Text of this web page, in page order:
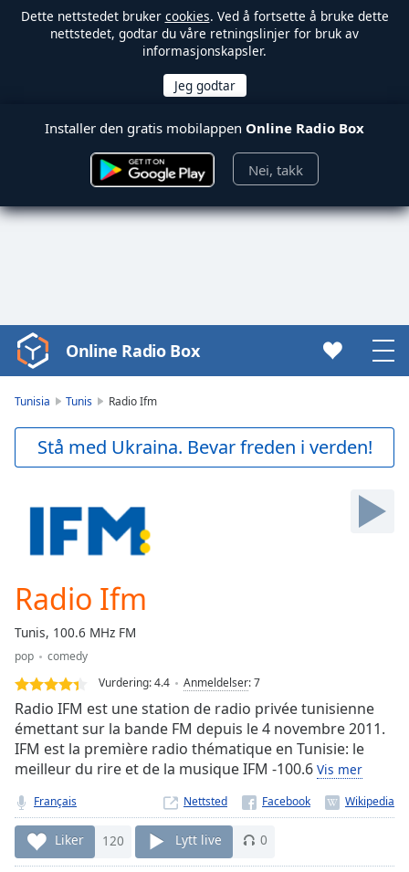
Dette nettstedet bruker cookies. Ved å fortsette å bruke dette
nettstedet, godtar du våre retningslinjer for bruk av
informasjonskapsler.
Installer den gratis mobilappen Online Radio Box
Nei, takk
Video
Player
Backward
Current
Time0:00
Duration
Loaded:
0.00%
Stream
TypeLIVE
Seek to
live,
currently
live LIVE
Remaining
Time-
Online Radio Box
Tunisia Tunis Radio Ifm
Stå med Ukraina. Bevar freden i verden!
Radio Ifm
Tunis, 100.6 MHz FM
pop
comedy
Vurdering:4.4 Anmeldelser:7
Radio IFM est une station de radio privée tunisienne
émettant sur la bande FM depuis le 4 novembre 2011.
IFM est la première radio thématique en Tunisie: le
meilleur du rire et de la musique IFM -100.6 Vis mer
Français Nettsted
Liker 120 Lytt live 0